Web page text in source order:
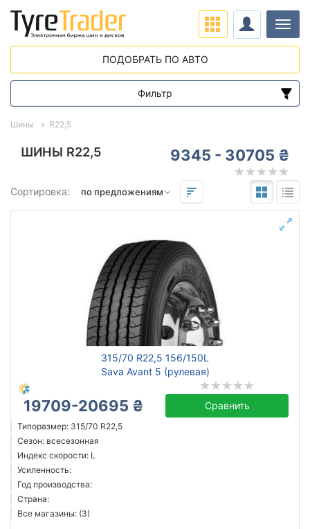
ШИНЫ R22,5 9345 - 30705 ₴
Сортировка:
315/70 R22,5 156/150L
Sava Avant 5 (рулевая)
19709-20695 ₴ Сравнить
Типоразмер: 315/70 R22,5
Сезон: всесезонная
Индекс скорости: L
Усиленность:
Год производства:
Страна:
Все магазины: (3)
Шины R22,5
ПОДОБРАТЬ ПО АВТО
Фильтр
Диапазон цен
от
Подбор по параметрам
Triangle
Hankook
Sailun
Goodyear
Bridgestone
Pirelli
Все бренды